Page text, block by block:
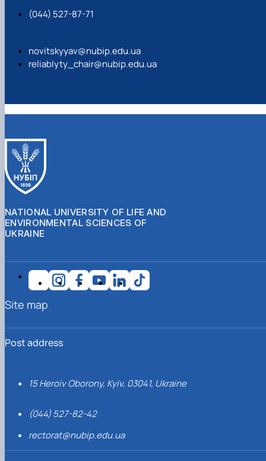
(044) 527-87-71
novitskyyav@nubip.edu.ua
reliablyty_chair@nubip.edu.ua
NATIONAL UNIVERSITY OF LIFE AND
ENVIRONMENTAL SCIENCES OF
UKRAINE
Post address
15 Heroiv Oborony, Kyiv, 03041, Ukraine
(044) 527-82-42
rectorat@nubip.edu.ua
Site map